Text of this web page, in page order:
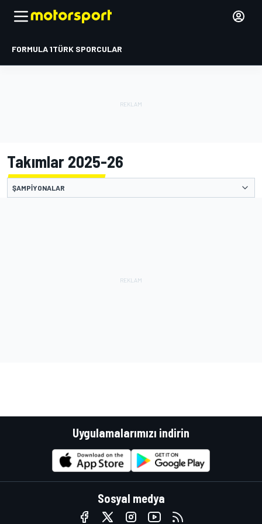
FORMULA 1TÜRK SPORCULAR
Takımlar 2025-26
ŞAMPIYONALAR
Uygulamalarımızı indirin
Sosyal medya